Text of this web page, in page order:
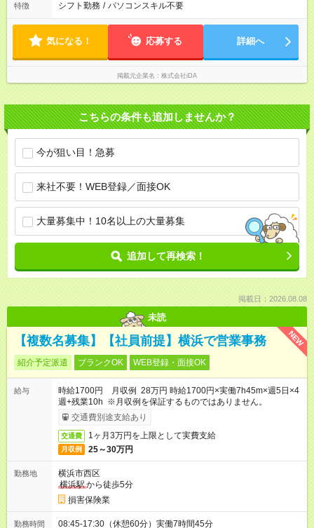
特徴 シフト勤務 / パソコンスキル不要
気になる！ 応募する 詳細へ
掲載元企業名 株式会社iDA
こちらの条件も追加しませんか？
今が狙い目！急募
来社不要！WEB登録／面接OK
大量募集中！10名以上の大量募集
追加して再検索！
掲載日：2026.08.08
未読
NEW
【複数名募集】【社員前提】横浜で営業事務
紹介予定派遣 ブランクOK WEB登録・面接OK
給与
時給1700円 月収例 28万円 時給1700円×実働7h45m×週5日×4
週+残業10h ※月収例を保証するものではありません。
交通費別途支給あり
交通費 1ヶ月3万円を上限として実費支給
月収例 25～30万円
勤務地
横浜市西区
横浜駅から徒歩5分
損害保険業
勤務時間 08:45-17:30（休憩60分）実働7時間45分